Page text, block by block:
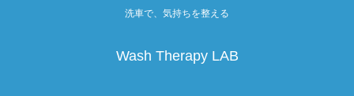
洗車で、気持ちを整える
Wash Therapy LAB